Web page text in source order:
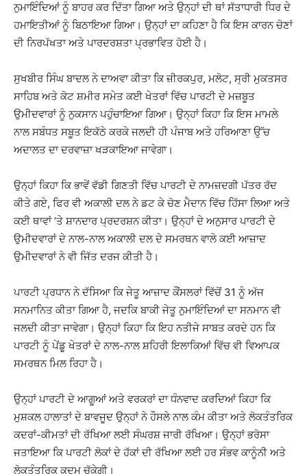
ਨੁਮਾਇੰਦਿਆਂ ਨੂੰ ਬਾਹਰ ਕਰ ਦਿੱਤਾ ਗਿਆ ਅਤੇ ਉਨ੍ਹਾਂ ਦੀ ਥਾਂ ਸੱਤਾਧਾਰੀ ਧਿਰ ਦੇ
ਹਮਾਇਤੀਆਂ ਨੂੰ ਬਿਠਾਇਆ ਗਿਆ। ਉਨ੍ਹਾਂ ਦਾ ਕਹਿਣਾ ਹੈ ਕਿ ਇਸ ਕਾਰਨ ਚੋਣਾਂ
ਦੀ ਨਿਰਪੱਖਤਾ ਅਤੇ ਪਾਰਦਰਸ਼ਤਾ ਪ੍ਰਭਾਵਿਤ ਹੋਈ ਹੈ।
ਸੁਖਬੀਰ ਸਿੰਘ ਬਾਦਲ ਨੇ ਦਾਅਵਾ ਕੀਤਾ ਕਿ ਜ਼ੀਰਕਪੁਰ, ਮਲੋਟ, ਸ੍ਰੀ ਮੁਕਤਸਰ
ਸਾਹਿਬ ਅਤੇ ਕੋਟ ਸ਼ਮੀਰ ਸਮੇਤ ਕਈ ਖੇਤਰਾਂ ਵਿੱਚ ਪਾਰਟੀ ਦੇ ਮਜ਼ਬੂਤ
ਉਮੀਦਵਾਰਾਂ ਨੂੰ ਨੁਕਸਾਨ ਪਹੁੰਚਾਇਆ ਗਿਆ। ਉਨ੍ਹਾਂ ਕਿਹਾ ਕਿ ਇਸ ਮਾਮਲੇ
ਨਾਲ ਸਬੰਧਤ ਸਬੂਤ ਇਕੱਠੇ ਕਰਕੇ ਜਲਦੀ ਹੀ ਪੰਜਾਬ ਅਤੇ ਹਰਿਆਣਾ ਉੱਚ
ਅਦਾਲਤ ਦਾ ਦਰਵਾਜ਼ਾ ਖੜਕਾਇਆ ਜਾਵੇਗਾ।
ਉਨ੍ਹਾਂ ਕਿਹਾ ਕਿ ਭਾਵੇਂ ਵੱਡੀ ਗਿਣਤੀ ਵਿੱਚ ਪਾਰਟੀ ਦੇ ਨਾਮਜ਼ਦਗੀ ਪੱਤਰ ਰੱਦ
ਕੀਤੇ ਗਏ, ਫਿਰ ਵੀ ਅਕਾਲੀ ਦਲ ਨੇ ਡਟ ਕੇ ਚੋਣ ਮੈਦਾਨ ਵਿੱਚ ਹਿੱਸਾ ਲਿਆ ਅਤੇ
ਕਈ ਥਾਵਾਂ ’ਤੇ ਸ਼ਾਨਦਾਰ ਪ੍ਰਦਰਸ਼ਨ ਕੀਤਾ। ਉਨ੍ਹਾਂ ਦੇ ਅਨੁਸਾਰ ਪਾਰਟੀ ਦੇ
ਉਮੀਦਵਾਰਾਂ ਦੇ ਨਾਲ-ਨਾਲ ਅਕਾਲੀ ਦਲ ਦੇ ਸਮਰਥਨ ਵਾਲੇ ਕਈ ਆਜ਼ਾਦ
ਉਮੀਦਵਾਰਾਂ ਨੇ ਵੀ ਜਿੱਤ ਦਰਜ ਕੀਤੀ ਹੈ।
ਪਾਰਟੀ ਪ੍ਰਧਾਨ ਨੇ ਦੱਸਿਆ ਕਿ ਜੇਤੂ ਆਜ਼ਾਦ ਕੌਂਸਲਰਾਂ ਵਿੱਚੋਂ 31 ਨੂੰ ਅੱਜ
ਸਨਮਾਨਿਤ ਕੀਤਾ ਗਿਆ ਹੈ, ਜਦਕਿ ਬਾਕੀ ਜੇਤੂ ਨੁਮਾਇੰਦਿਆਂ ਦਾ ਸਨਮਾਨ ਵੀ
ਜਲਦੀ ਕੀਤਾ ਜਾਵੇਗਾ। ਉਨ੍ਹਾਂ ਕਿਹਾ ਕਿ ਇਹ ਨਤੀਜੇ ਸਾਬਤ ਕਰਦੇ ਹਨ ਕਿ
ਪਾਰਟੀ ਨੂੰ ਪੇਂਡੂ ਖੇਤਰਾਂ ਦੇ ਨਾਲ-ਨਾਲ ਸ਼ਹਿਰੀ ਇਲਾਕਿਆਂ ਵਿੱਚ ਵੀ ਵਿਆਪਕ
ਸਮਰਥਨ ਮਿਲ ਰਿਹਾ ਹੈ।
ਉਨ੍ਹਾਂ ਪਾਰਟੀ ਦੇ ਆਗੂਆਂ ਅਤੇ ਵਰਕਰਾਂ ਦਾ ਧੰਨਵਾਦ ਕਰਦਿਆਂ ਕਿਹਾ ਕਿ
ਮੁਸ਼ਕਲ ਹਾਲਾਤਾਂ ਦੇ ਬਾਵਜੂਦ ਉਨ੍ਹਾਂ ਨੇ ਹੌਸਲੇ ਨਾਲ ਕੰਮ ਕੀਤਾ ਅਤੇ ਲੋਕਤੰਤਰਿਕ
ਕਦਰਾਂ-ਕੀਮਤਾਂ ਦੀ ਰੱਖਿਆ ਲਈ ਸੰਘਰਸ਼ ਜਾਰੀ ਰੱਖਿਆ। ਉਨ੍ਹਾਂ ਭਰੋਸਾ
ਜਤਾਇਆ ਕਿ ਪਾਰਟੀ ਲੋਕਾਂ ਦੇ ਹੱਕਾਂ ਦੀ ਰੱਖਿਆ ਲਈ ਹਰ ਸੰਭਵ ਕਾਨੂੰਨੀ ਅਤੇ
ਲੋਕਤੰਤਰਿਕ ਕਦਮ ਚੁੱਕੇਗੀ।